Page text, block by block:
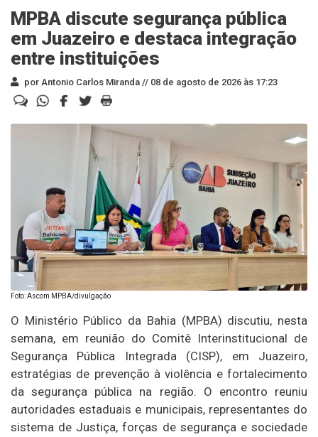
MPBA discute segurança pública
em Juazeiro e destaca integração
entre instituições
por Antonio Carlos Miranda // 08 de agosto de 2026 às 17:23
Foto: Ascom MPBA/divulgação
O Ministério Público da Bahia (MPBA) discutiu, nesta
semana, em reunião do Comitê Interinstitucional de
Segurança Pública Integrada (CISP), em Juazeiro,
estratégias de prevenção à violência e fortalecimento
da segurança pública na região. O encontro reuniu
autoridades estaduais e municipais, representantes do
sistema de Justiça, forças de segurança e sociedade